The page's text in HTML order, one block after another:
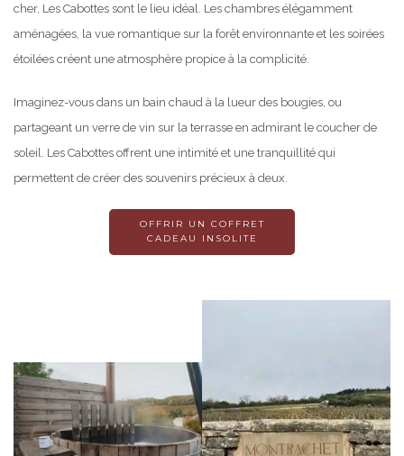
cher, Les Cabottes sont le lieu idéal. Les chambres élégamment
aménagées, la vue romantique sur la forêt environnante et les soirées
étoilées créent une atmosphère propice à la complicité.
Imaginez-vous dans un bain chaud à la lueur des bougies, ou
partageant un verre de vin sur la terrasse en admirant le coucher de
soleil. Les Cabottes offrent une intimité et une tranquillité qui
permettent de créer des souvenirs précieux à deux.
OFFRIR UN COFFRET
CADEAU INSOLITE